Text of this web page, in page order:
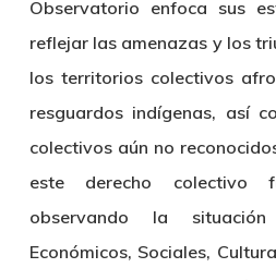
Observatorio enfoca sus
reflejar las amenazas y los
los territorios colectivos
resguardos indígenas, así
colectivos aún no
este derecho colectivo
observando la
Económicos, Sociales,